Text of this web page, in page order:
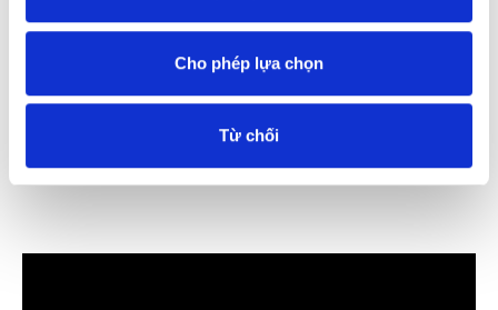
Cho phép lựa chọn
Từ chối